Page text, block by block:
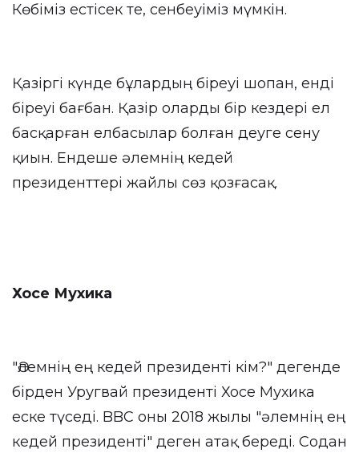
Көбіміз естісек те, сенбеуіміз мүмкін.
Қазіргі күнде бұлардың біреуі шопан, енді
біреуі бағбан. Қазір оларды бір кездері ел
басқарған елбасылар болған деуге сену
қиын. Ендеше әлемнің кедей
президенттері жайлы сөз қозғасақ.
Хосе Мухика
"Әлемнің ең кедей президенті кім?" дегенде
бірден Уругвай президенті Хосе Мухика
еске түседі. BBC оны 2018 жылы "әлемнің ең
кедей президенті" деген атақ береді. Содан